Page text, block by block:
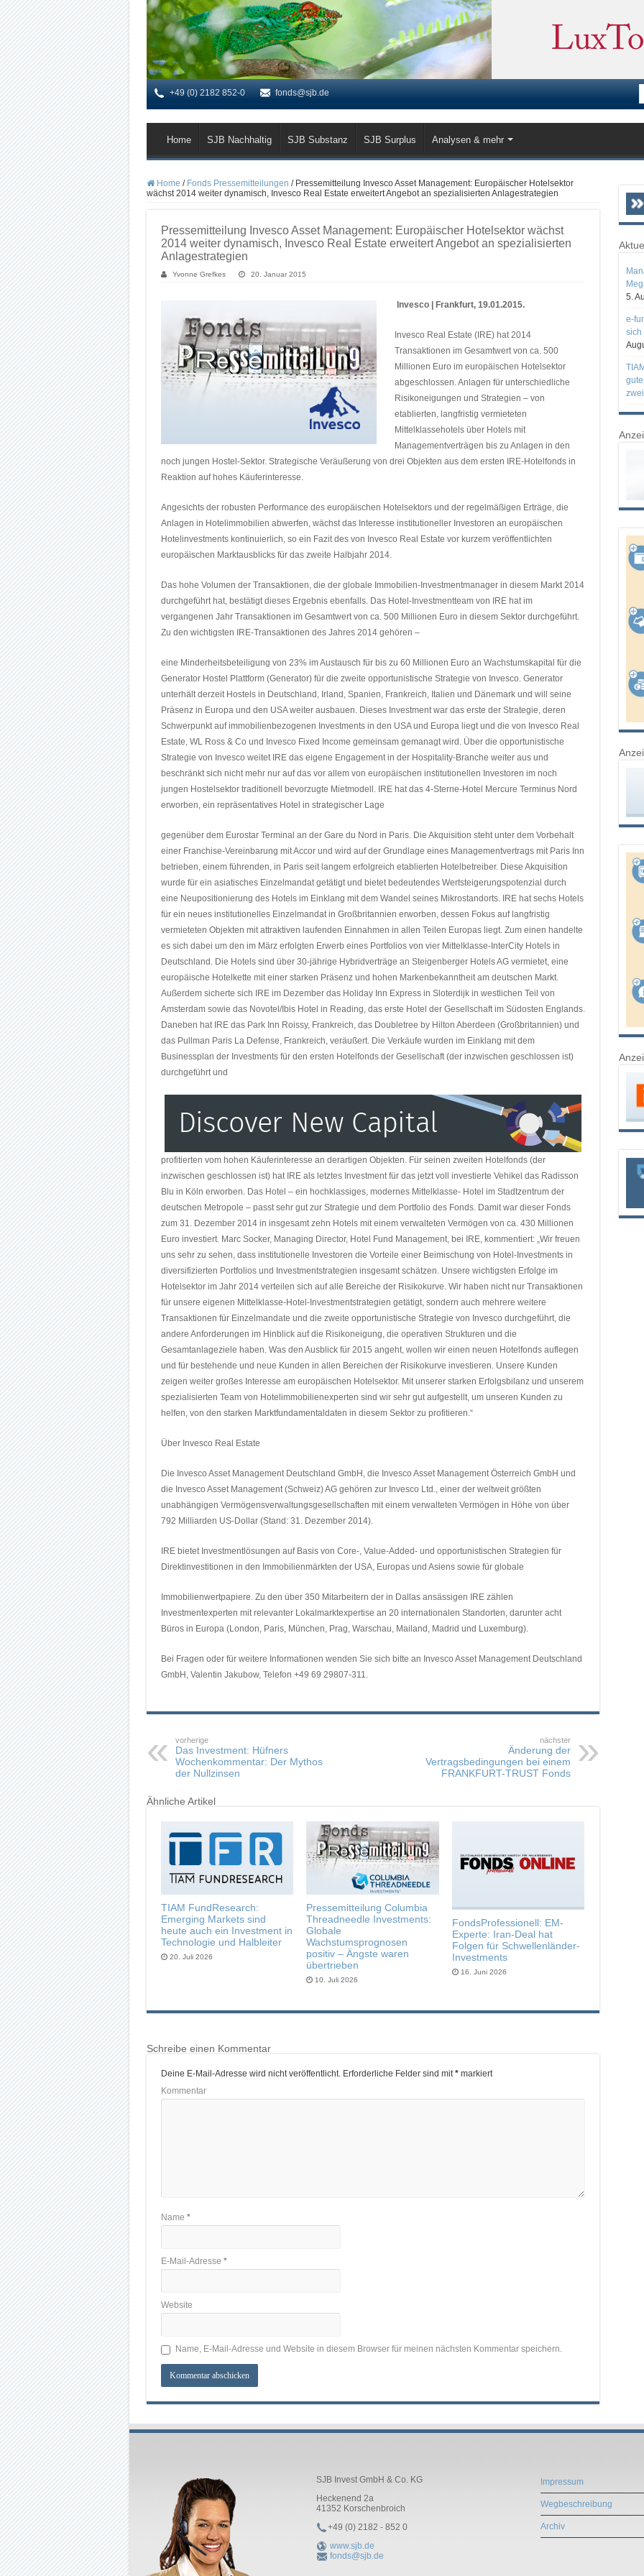
+49 (0) 2182 852-0 fonds@sjb.de
Home SJB Nachhaltig SJB Substanz SJB Surplus Analysen & mehr
Home / Fonds Pressemitteilungen / Pressemitteilung Invesco Asset Management: Europäischer Hotelsektor
wächst 2014 weiter dynamisch, Invesco Real Estate erweitert Angebot an spezialisierten Anlagestrategien
Pressemitteilung Invesco Asset Management: Europäischer Hotelsektor wächst
2014 weiter dynamisch, Invesco Real Estate erweitert Angebot an spezialisierten
Anlagestrategien
Yvonne Grefkes 20. Januar 2015
Invesco | Frankfurt, 19.01.2015.
Invesco Real Estate (IRE) hat 2014
Transaktionen im Gesamtwert von ca. 500
Millionen Euro im europäischen Hotelsektor
abgeschlossen. Anlagen für unterschiedliche
Risikoneigungen und Strategien – von
etablierten, langfristig vermieteten
Mittelklassehotels über Hotels mit
Managementverträgen bis zu Anlagen in den
noch jungen Hostel-Sektor. Strategische Veräußerung von drei Objekten aus dem ersten IRE-Hotelfonds in
Reaktion auf hohes Käuferinteresse.
Angesichts der robusten Performance des europäischen Hotelsektors und der regelmäßigen Erträge, die
Anlagen in Hotelimmobilien abwerfen, wächst das Interesse institutioneller Investoren an europäischen
Hotelinvestments kontinuierlich, so ein Fazit des von Invesco Real Estate vor kurzem veröffentlichten
europäischen Marktausblicks für das zweite Halbjahr 2014.
Das hohe Volumen der Transaktionen, die der globale Immobilien-Investmentmanager in diesem Markt 2014
durchgeführt hat, bestätigt dieses Ergebnis ebenfalls. Das Hotel-Investmentteam von IRE hat im
vergangenen Jahr Transaktionen im Gesamtwert von ca. 500 Millionen Euro in diesem Sektor durchgeführt.
Zu den wichtigsten IRE-Transaktionen des Jahres 2014 gehören –
eine Minderheitsbeteiligung von 23% im Austausch für bis zu 60 Millionen Euro an Wachstumskapital für die
Generator Hostel Plattform (Generator) für die zweite opportunistische Strategie von Invesco. Generator
unterhält derzeit Hostels in Deutschland, Irland, Spanien, Frankreich, Italien und Dänemark und will seine
Präsenz in Europa und den USA weiter ausbauen. Dieses Investment war das erste der Strategie, deren
Schwerpunkt auf immobilienbezogenen Investments in den USA und Europa liegt und die von Invesco Real
Estate, WL Ross & Co und Invesco Fixed Income gemeinsam gemanagt wird. Über die opportunistische
Strategie von Invesco weitet IRE das eigene Engagement in der Hospitality-Branche weiter aus und
beschränkt sich nicht mehr nur auf das vor allem von europäischen institutionellen Investoren im noch
jungen Hostelsektor traditionell bevorzugte Mietmodell. IRE hat das 4-Sterne-Hotel Mercure Terminus Nord
erworben, ein repräsentatives Hotel in strategischer Lage
gegenüber dem Eurostar Terminal an der Gare du Nord in Paris. Die Akquisition steht unter dem Vorbehalt
einer Franchise-Vereinbarung mit Accor und wird auf der Grundlage eines Managementvertrags mit Paris Inn
betrieben, einem führenden, in Paris seit langem erfolgreich etablierten Hotelbetreiber. Diese Akquisition
wurde für ein asiatisches Einzelmandat getätigt und bietet bedeutendes Wertsteigerungspotenzial durch
eine Neupositionierung des Hotels im Einklang mit dem Wandel seines Mikrostandorts. IRE hat sechs Hotels
für ein neues institutionelles Einzelmandat in Großbritannien erworben, dessen Fokus auf langfristig
vermieteten Objekten mit attraktiven laufenden Einnahmen in allen Teilen Europas liegt. Zum einen handelte
es sich dabei um den im März erfolgten Erwerb eines Portfolios von vier Mittelklasse-InterCity Hotels in
Deutschland. Die Hotels sind über 30-jährige Hybridverträge an Steigenberger Hotels AG vermietet, eine
europäische Hotelkette mit einer starken Präsenz und hohen Markenbekanntheit am deutschen Markt.
Außerdem sicherte sich IRE im Dezember das Holiday Inn Express in Sloterdijk in westlichen Teil von
Amsterdam sowie das Novotel/Ibis Hotel in Reading, das erste Hotel der Gesellschaft im Südosten Englands.
Daneben hat IRE das Park Inn Roissy, Frankreich, das Doubletree by Hilton Aberdeen (Großbritannien) und
das Pullman Paris La Defense, Frankreich, veräußert. Die Verkäufe wurden im Einklang mit dem
Businessplan der Investments für den ersten Hotelfonds der Gesellschaft (der inzwischen geschlossen ist)
durchgeführt und
profitierten vom hohen Käuferinteresse an derartigen Objekten. Für seinen zweiten Hotelfonds (der
inzwischen geschlossen ist) hat IRE als letztes Investment für das jetzt voll investierte Vehikel das Radisson
Blu in Köln erworben. Das Hotel – ein hochklassiges, modernes Mittelklasse- Hotel im Stadtzentrum der
deutschen Metropole – passt sehr gut zur Strategie und dem Portfolio des Fonds. Damit war dieser Fonds
zum 31. Dezember 2014 in insgesamt zehn Hotels mit einem verwalteten Vermögen von ca. 430 Millionen
Euro investiert. Marc Socker, Managing Director, Hotel Fund Management, bei IRE, kommentiert: „Wir freuen
uns sehr zu sehen, dass institutionelle Investoren die Vorteile einer Beimischung von Hotel-Investments in
diversifizierten Portfolios und Investmentstrategien insgesamt schätzen. Unsere wichtigsten Erfolge im
Hotelsektor im Jahr 2014 verteilen sich auf alle Bereiche der Risikokurve. Wir haben nicht nur Transaktionen
für unsere eigenen Mittelklasse-Hotel-Investmentstrategien getätigt, sondern auch mehrere weitere
Transaktionen für Einzelmandate und die zweite opportunistische Strategie von Invesco durchgeführt, die
andere Anforderungen im Hinblick auf die Risikoneigung, die operativen Strukturen und die
Gesamtanlageziele haben. Was den Ausblick für 2015 angeht, wollen wir einen neuen Hotelfonds auflegen
und für bestehende und neue Kunden in allen Bereichen der Risikokurve investieren. Unsere Kunden
zeigen weiter großes Interesse am europäischen Hotelsektor. Mit unserer starken Erfolgsbilanz und unserem
spezialisierten Team von Hotelimmobilienexperten sind wir sehr gut aufgestellt, um unseren Kunden zu
helfen, von den starken Marktfundamentaldaten in diesem Sektor zu profitieren.“
Über Invesco Real Estate
Die Invesco Asset Management Deutschland GmbH, die Invesco Asset Management Österreich GmbH und
die Invesco Asset Management (Schweiz) AG gehören zur Invesco Ltd., einer der weltweit größten
unabhängigen Vermögensverwaltungsgesellschaften mit einem verwalteten Vermögen in Höhe von über
792 Milliarden US-Dollar (Stand: 31. Dezember 2014).
IRE bietet Investmentlösungen auf Basis von Core-, Value-Added- und opportunistischen Strategien für
Direktinvestitionen in den Immobilienmärkten der USA, Europas und Asiens sowie für globale
Immobilienwertpapiere. Zu den über 350 Mitarbeitern der in Dallas ansässigen IRE zählen
Investmentexperten mit relevanter Lokalmarktexpertise an 20 internationalen Standorten, darunter acht
Büros in Europa (London, Paris, München, Prag, Warschau, Mailand, Madrid und Luxemburg).
Bei Fragen oder für weitere Informationen wenden Sie sich bitte an Invesco Asset Management Deutschland
GmbH, Valentin Jakubow, Telefon +49 69 29807-311.
vorherige
Das Investment: Hüfners
Wochenkommentar: Der Mythos
der Nullzinsen
nächster
Änderung der
Vertragsbedingungen bei einem
FRANKFURT-TRUST Fonds
Ähnliche Artikel
TIAM FundResearch:
Emerging Markets sind
heute auch ein Investment in
Technologie und Halbleiter
20. Juli 2026
Pressemitteilung Columbia
Threadneedle Investments:
Globale
Wachstumsprognosen
positiv – Ängste waren
übertrieben
10. Juli 2026
FondsProfessionell: EM-
Experte: Iran-Deal hat
Folgen für Schwellenländer-
Investments
16. Juni 2026
Schreibe einen Kommentar
Deine E-Mail-Adresse wird nicht veröffentlicht. Erforderliche Felder sind mit *markiert
Kommentar
Name *
E-Mail-Adresse *
Website
Name, E-Mail-Adresse und Website in diesem Browser für meinen nächsten Kommentar speichern.
5.
e-
sich
SJB Invest GmbH & Co. KG
Heckenend 2a
41352 Korschenbroich
+49 (0) 2182 - 852 0
www.sjb.de
fonds@sjb.de
Impressum
Wegbeschreibung
Archiv